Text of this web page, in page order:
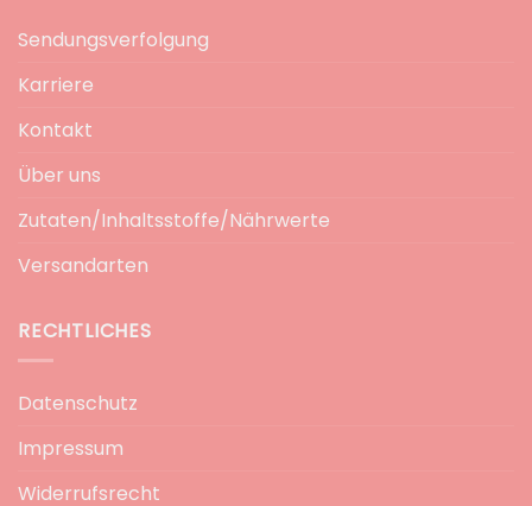
Sendungsverfolgung
Karriere
Kontakt
Über uns
Zutaten/Inhaltsstoffe/Nährwerte
Versandarten
RECHTLICHES
Datenschutz
Impressum
Widerrufsrecht